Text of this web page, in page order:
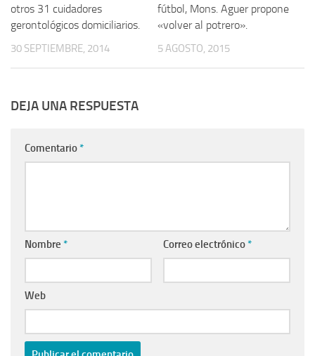
otros 31 cuidadores
gerontológicos domiciliarios.
30 SEPTIEMBRE, 2014
fútbol, Mons. Aguer propone
«volver al potrero».
5 AGOSTO, 2015
DEJA UNA RESPUESTA
Comentario *
Nombre * Correo electrónico *
Web